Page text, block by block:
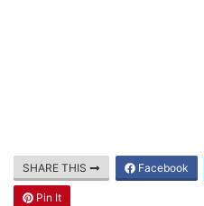
SHARE THIS Facebook
Pin It